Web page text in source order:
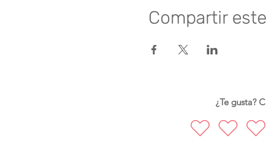
Consulta lasPolíticas de
Compartir
¿Te gusta?